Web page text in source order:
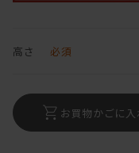
高さ 必須
お買物かごに入